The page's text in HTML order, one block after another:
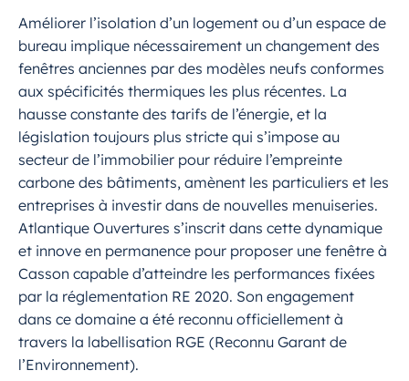
Améliorer l’isolation d’un logement ou d’un espace de
bureau implique nécessairement un changement des
fenêtres anciennes par des modèles neufs conformes
aux spécificités thermiques les plus récentes. La
hausse constante des tarifs de l’énergie, et la
législation toujours plus stricte qui s’impose au
secteur de l’immobilier pour réduire l’empreinte
carbone des bâtiments, amènent les particuliers et les
entreprises à investir dans de nouvelles menuiseries.
Atlantique Ouvertures s’inscrit dans cette dynamique
et innove en permanence pour proposer une fenêtre à
Casson capable d’atteindre les performances fixées
par la réglementation RE 2020. Son engagement
dans ce domaine a été reconnu officiellement à
travers la labellisation RGE (Reconnu Garant de
l’Environnement).